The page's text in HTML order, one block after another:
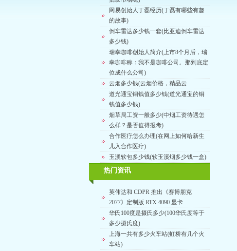
网易创始人丁磊经历(丁磊有哪些有趣
的故事)
倒车雷达多少钱一套(比亚迪倒车雷达
多少钱)
瑞幸咖啡创始人简介(上市8个月后，瑞
幸咖啡称：我不是咖啡公司。那到底定
位成什么公司)
云烟多少钱(云烟价格，精品云
道光通宝铜钱值多少钱(道光通宝的铜
钱值多少钱)
烟草局工资一般多少(中烟工资待遇怎
么样？是否值得报考)
合作医疗怎么办理(在网上如何给新生
儿入合作医疗)
玉溪软包多少钱(软玉溪烟多少钱一盒)
热门资讯
英伟达和 CDPR 推出《赛博朋克
2077》定制版 RTX 4090 显卡
华氏100度是摄氏多少(100华氏度等于
多少摄氏度)
上海一共有多少火车站(虹桥有几个火
车站)